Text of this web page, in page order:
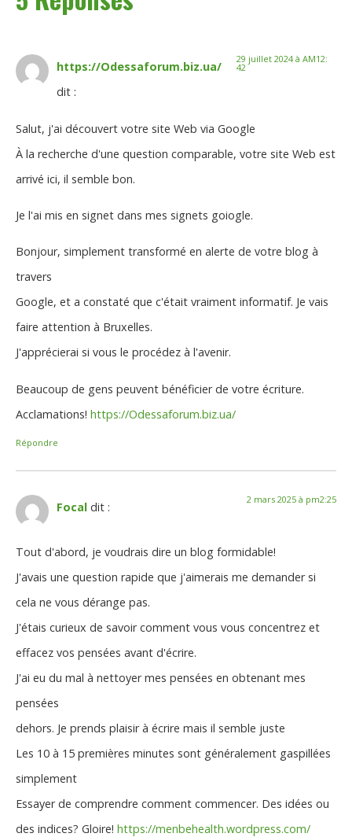
https://Odessaforum.biz.ua/
dit :
29 juillet 2024 à AM12:
42
Salut, j'ai découvert votre site Web via Google
À la recherche d'une question comparable, votre site Web est
arrivé ici, il semble bon.
Je l'ai mis en signet dans mes signets goiogle.
Bonjour, simplement transformé en alerte de votre blog à
travers
Google, et a constaté que c'était vraiment informatif. Je vais
faire attention à Bruxelles.
J'apprécierai si vous le procédez à l'avenir.
Beaucoup de gens peuvent bénéficier de votre écriture.
Acclamations! https://Odessaforum.biz.ua/
Répondre
Focal dit :
2 mars 2025 à pm2:25
Tout d'abord, je voudrais dire un blog formidable!
J'avais une question rapide que j'aimerais me demander si
cela ne vous dérange pas.
J'étais curieux de savoir comment vous vous concentrez et
effacez vos pensées avant d'écrire.
J'ai eu du mal à nettoyer mes pensées en obtenant mes
pensées
dehors. Je prends plaisir à écrire mais il semble juste
Les 10 à 15 premières minutes sont généralement gaspillées
simplement
Essayer de comprendre comment commencer. Des idées ou
des indices? Gloire! https://menbehealth.wordpress.com/